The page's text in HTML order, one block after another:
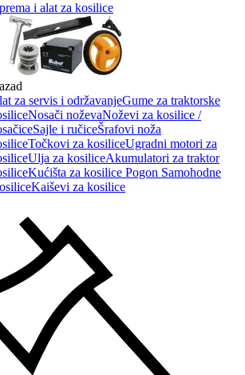
i alat za kosilice
za servis i održavanjeGume za traktorske
Nosači noževaNoževi za kosilice /
Sajle i ručiceŠrafovi noža
Točkovi za kosiliceUgradni motori za
Ulja za kosiliceAkumulatori za traktor
Kućišta za kosilice Pogon Samohodne
Kaiševi za kosilice